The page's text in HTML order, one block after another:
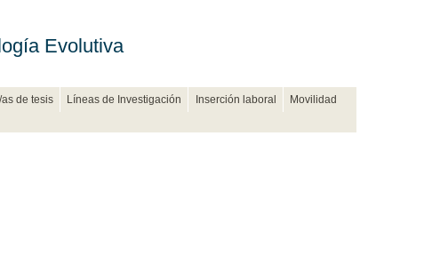
Evolutiva
de tesis Líneas de Investigación Inserción laboral
Movilidad